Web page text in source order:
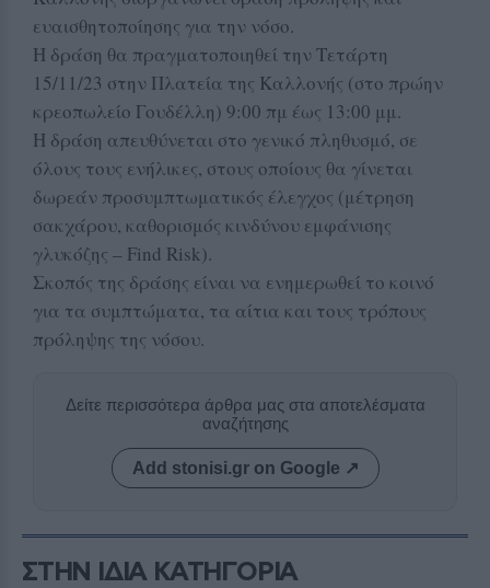
ευαισθητοποίησης για την νόσο.
Η δράση θα πραγματοποιηθεί την Τετάρτη
15/11/23 στην Πλατεία της Καλλονής (στο πρώην
κρεοπωλείο Γουδέλλη) 9:00 πμ έως 13:00 μμ.
Η δράση απευθύνεται στο γενικό πληθυσμό, σε
όλους τους ενήλικες, στους οποίους θα γίνεται
δωρεάν προσυμπτωματικός έλεγχος (μέτρηση
σακχάρου, καθορισμός κινδύνου εμφάνισης
γλυκόζης – Find Risk).
Σκοπός της δράσης είναι να ενημερωθεί το κοινό
για τα συμπτώματα, τα αίτια και τους τρόπους
πρόληψης της νόσου.
Δείτε περισσότερα άρθρα μας στα αποτελέσματα
αναζήτησης
Add stonisi.gr on Google ↗
ΣΤΗΝ ΙΔΙΑ ΚΑΤΗΓΟΡΙΑ